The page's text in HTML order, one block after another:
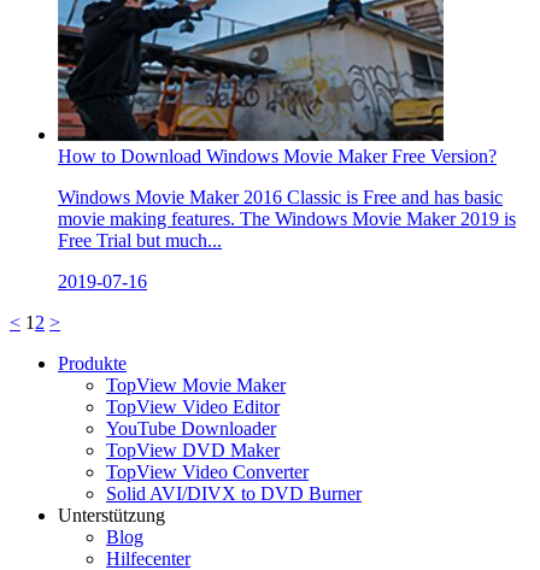
How to Download Windows Movie Maker Free Version?
Windows Movie Maker 2016 Classic is Free and has basic
movie making features. The Windows Movie Maker 2019 is
Free Trial but much...
2019-07-16
< 1 2 >
Produkte
TopView Movie Maker
TopView Video Editor
YouTube Downloader
TopView DVD Maker
TopView Video Converter
Solid AVI/DIVX to DVD Burner
Unterstützung
Blog
Hilfecenter